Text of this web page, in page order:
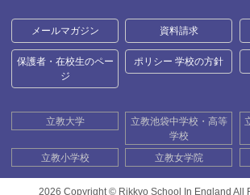
メールマガジン 資料請求
保護者・在校生のペー
ジ
ポリシー 学校の方針
立教大学
立教池袋中学校・高等
学校
立教小学校
立教女学院
2026 Copyright © Rikkyo School In England All